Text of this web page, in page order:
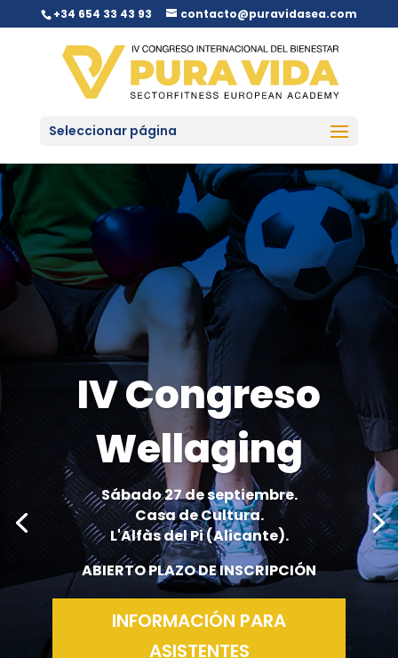
+34 654 33 43 93 contacto@puravidasea.com
Seleccionar página
IV Congreso
Wellaging
Sábado 27 de septiembre.
Casa de Cultura.
L'Alfàs del Pi (Alicante).
ABIERTO PLAZO DE INSCRIPCIÓN
INFORMACIÓN PARA
ASISTENTES